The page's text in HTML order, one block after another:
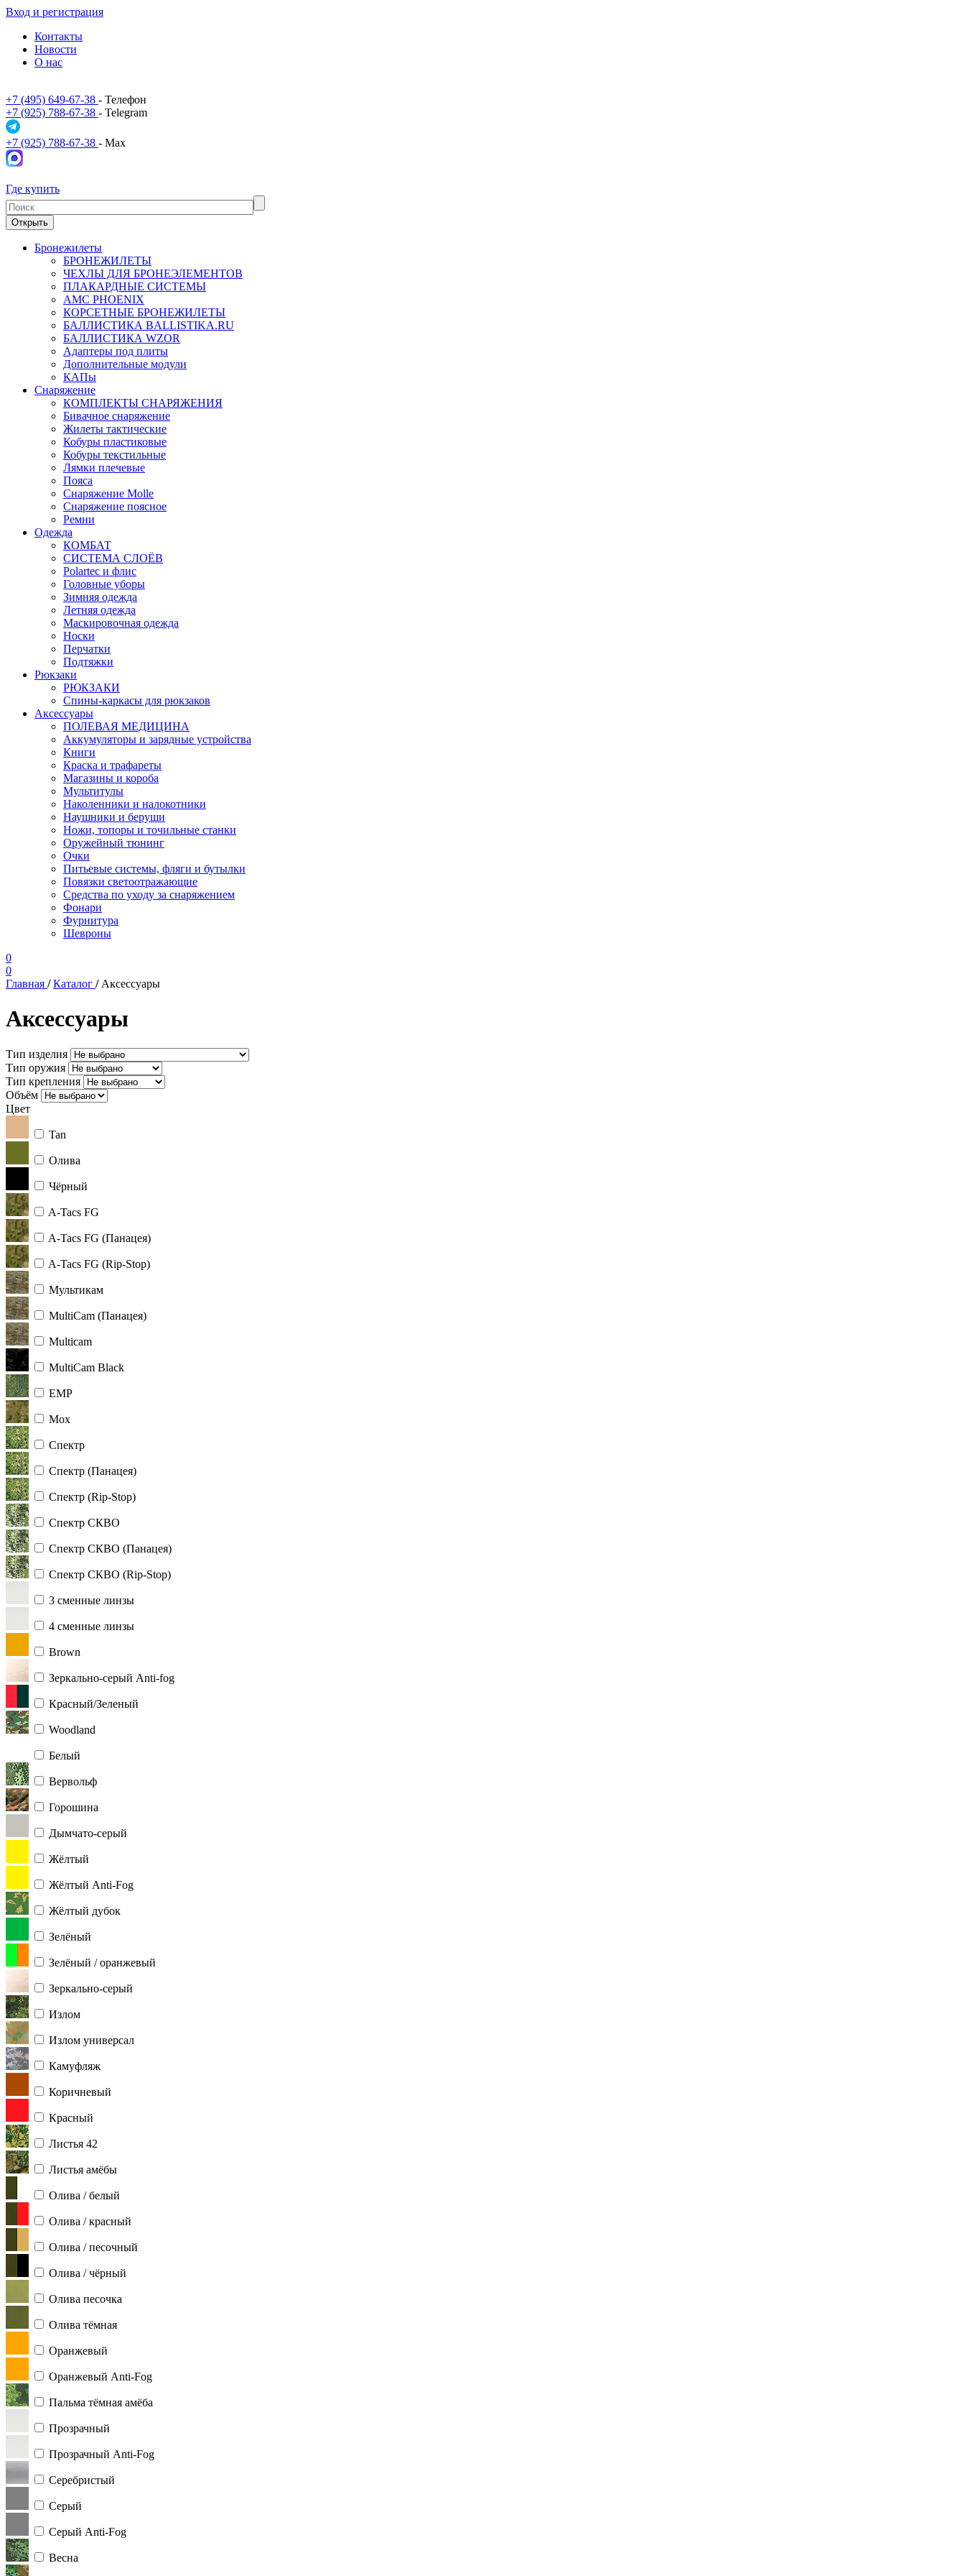
Вход и регистрация
Контакты
Новости
О нас
+7 (495) 649-67-38 - Телефон
+7 (925) 788-67-38 - Telegram
+7 (925) 788-67-38 - Max
Где купить
Открыть
Бронежилеты
БРОНЕЖИЛЕТЫ
ЧЕХЛЫ ДЛЯ БРОНЕЭЛЕМЕНТОВ
ПЛАКАРДНЫЕ СИСТЕМЫ
АМС PHOENIX
КОРСЕТНЫЕ БРОНЕЖИЛЕТЫ
БАЛЛИСТИКА BALLISTIKA.RU
БАЛЛИСТИКА WZOR
Адаптеры под плиты
Дополнительные модули
КАПы
Снаряжение
КОМПЛЕКТЫ СНАРЯЖЕНИЯ
Бивачное снаряжение
Жилеты тактические
Кобуры пластиковые
Кобуры текстильные
Лямки плечевые
Пояса
Снаряжение Molle
Снаряжение поясное
Ремни
Одежда
КОМБАТ
СИСТЕМА СЛОЁВ
Polartec и флис
Головные уборы
Зимняя одежда
Летняя одежда
Маскировочная одежда
Носки
Перчатки
Подтяжки
Рюкзаки
РЮКЗАКИ
Спины-каркасы для рюкзаков
Аксессуары
ПОЛЕВАЯ МЕДИЦИНА
Аккумуляторы и зарядные устройства
Книги
Краска и трафареты
Магазины и короба
Мультитулы
Наколенники и налокотники
Наушники и беруши
Ножи, топоры и точильные станки
Оружейный тюнинг
Очки
Питьевые системы, фляги и бутылки
Повязки светоотражающие
Средства по уходу за снаряжением
Фонари
Фурнитура
Шевроны
0
0
Главная / Каталог / Аксессуары
Аксессуары
Тип изделия
Тип оружия
Тип крепления
Объём
Цвет
Tan
Олива
Чёрный
A-Tacs FG
A-Tacs FG (Панацея)
A-Tacs FG (Rip-Stop)
Мультикам
MultiCam (Панацея)
Multicam
MultiCam Black
ЕМР
Мох
Спектр
Спектр (Панацея)
Спектр (Rip-Stop)
Спектр СКВО
Спектр СКВО (Панацея)
Спектр СКВО (Rip-Stop)
3 сменные линзы
4 сменные линзы
Brown
Зеркально-серый Anti-fog
Красный/Зеленый
Woodland
Белый
Вервольф
Горошина
Дымчато-серый
Жёлтый
Жёлтый Anti-Fog
Жёлтый дубок
Зелёный
Зелёный / оранжевый
Зеркально-серый
Излом
Излом универсал
Камуфляж
Коричневый
Красный
Листья 42
Листья амёбы
Олива / белый
Олива / красный
Олива / песочный
Олива / чёрный
Олива песочка
Олива тёмная
Оранжевый
Оранжевый Anti-Fog
Пальма тёмная амёба
Прозрачный
Прозрачный Anti-Fog
Серебристый
Серый
Серый Anti-Fog
Весна